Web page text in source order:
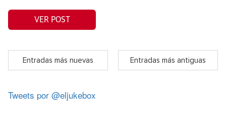
VER POST
Entradas más nuevas Entradas más antiguas
Tweets por @eljukebox